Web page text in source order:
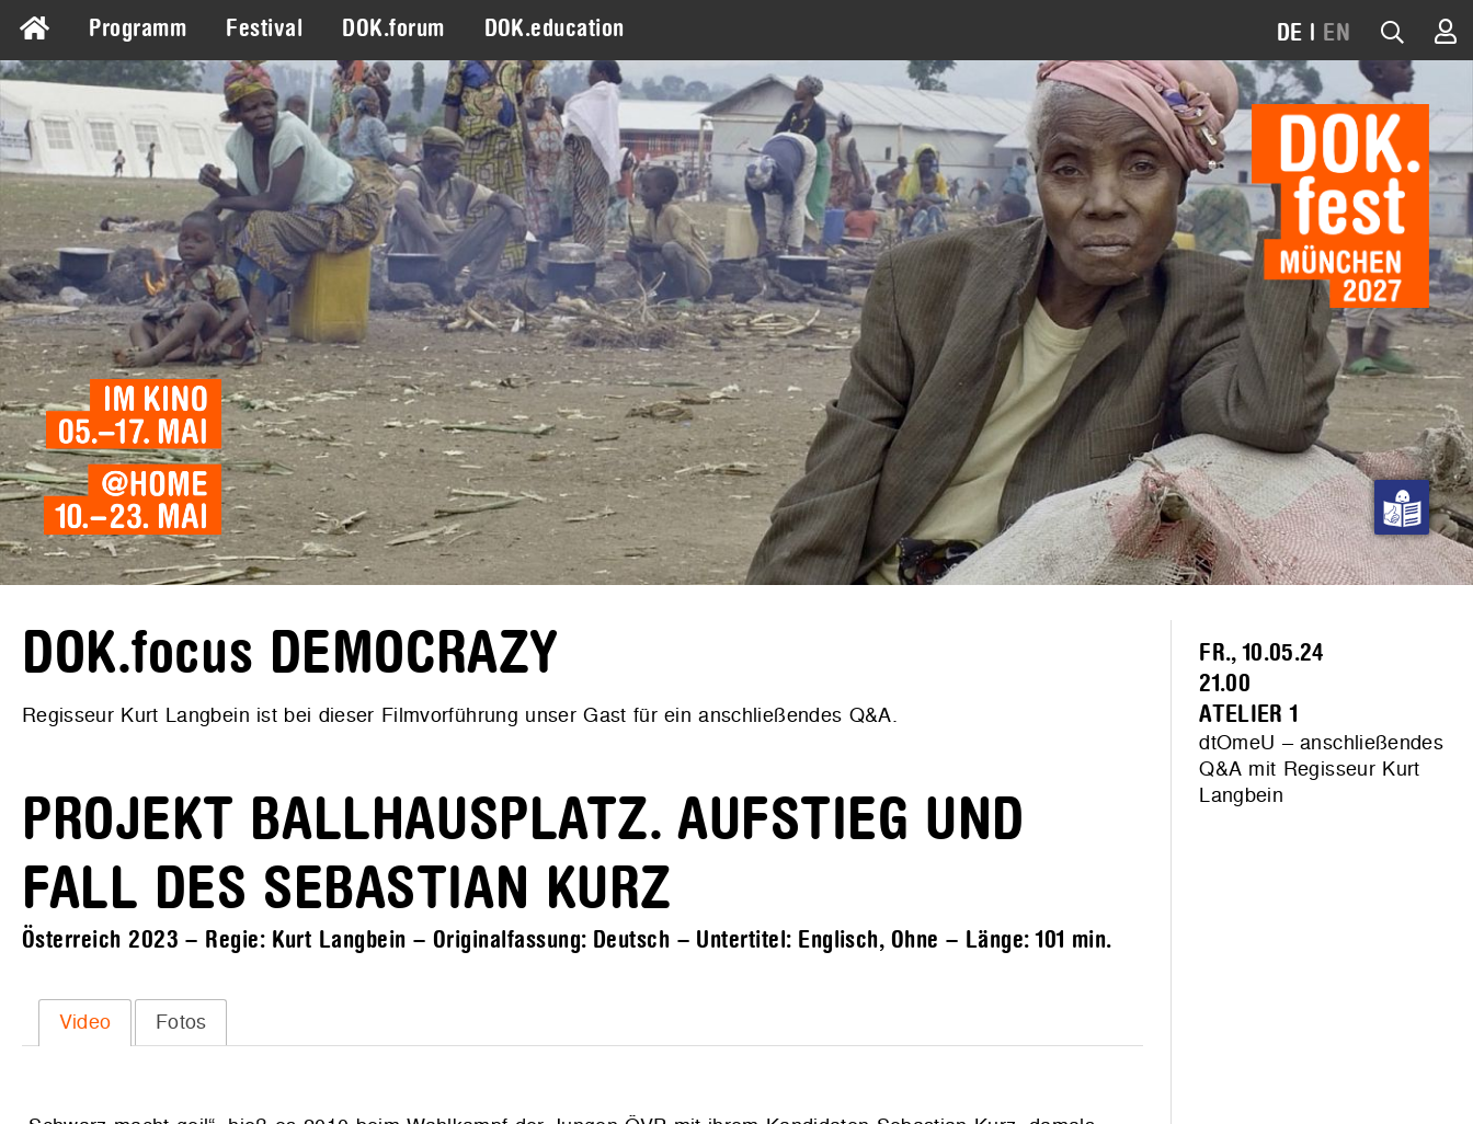
Programm Festival DOK.forum DOK.education DE | EN
DOK.focus DEMOCRAZY
Regisseur Kurt Langbein ist bei dieser Filmvorführung unser Gast für ein anschließendes Q&A.
PROJEKT BALLHAUSPLATZ. AUFSTIEG UND
FALL DES SEBASTIAN KURZ
Österreich 2023 – Regie: Kurt Langbein – Originalfassung: Deutsch – Untertitel: Englisch, Ohne – Länge:101 min.
Video Fotos
FR., 10.05.24
21.00
ATELIER 1
dtOmeU – anschließendes
Q&A mit Regisseur Kurt
Langbein